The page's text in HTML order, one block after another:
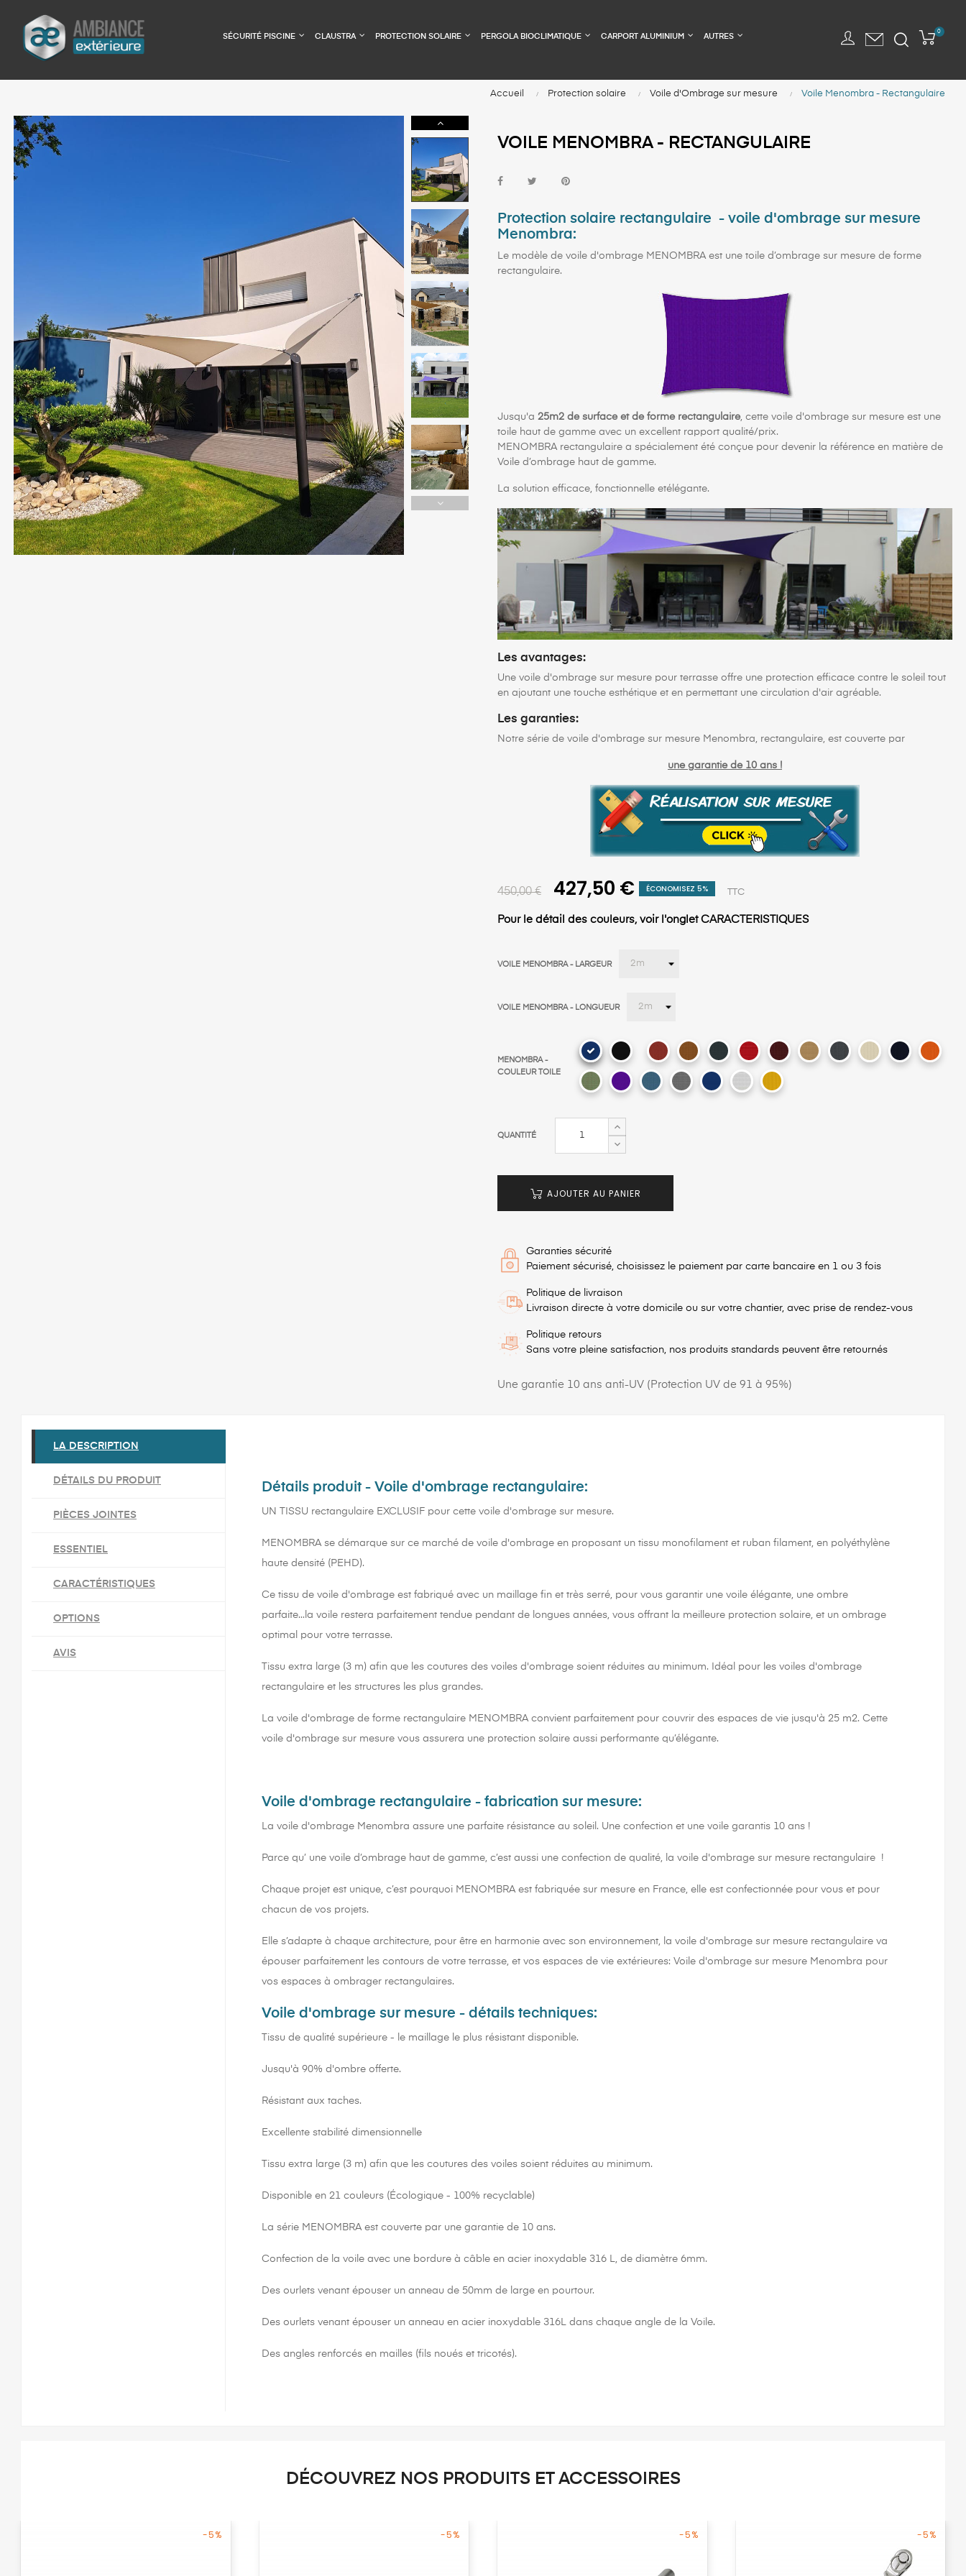
SÉCURITÉ PISCINE CLAUSTRA PROTECTION SOLAIRE PERGOLA BIOCLIMATIQUE CARPORT ALUMINIUM AUTRES
0
Accueil Protection solaire Voile d'Ombrage sur mesure Voile Menombra - Rectangulaire
VOILE MENOMBRA - RECTANGULAIRE
Protection solaire rectangulaire - voile d'ombrage sur mesure
Menombra:
Le modèle de voile d'ombrage MENOMBRA est une toile d’ombrage sur mesure de forme
rectangulaire.
Jusqu'a 25m2 de surface et de forme rectangulaire, cette voile d'ombrage sur mesure est une
toile haut de gamme avec un excellent rapport qualité/prix.
MENOMBRA rectangulaire a spécialement été conçue pour devenir la référence en matière de
Voile d’ombrage haut de gamme.
La solution efficace, fonctionnelle etélégante.
Les avantages:
Une voile d'ombrage sur mesure pour terrasse offre une protection efficace contre le soleil tout
en ajoutant une touche esthétique et en permettant une circulation d'air agréable.
Les garanties:
Notre série de voile d'ombrage sur mesure Menombra, rectangulaire, est couverte par
une garantie de 10 ans !
450,00 € 427,50 € ÉCONOMISEZ 5% TTC
Pour le détail des couleurs, voir l'onglet CARACTERISTIQUES
VOILE MENOMBRA - LARGEUR
VOILE MENOMBRA - LONGUEUR
MENOMBRA -
COULEUR TOILE
Bright
Green
QUANTITÉ
AJOUTER AU PANIER
Garanties sécurité
Paiement sécurisé, choisissez le paiement par carte bancaire en 1 ou 3 fois
Politique de livraison
Livraison directe à votre domicile ou sur votre chantier, avec prise de rendez-vous
Politique retours
Sans votre pleine satisfaction, nos produits standards peuvent être retournés
Une garantie 10 ans anti-UV (Protection UV de 91 à 95%)
LA DESCRIPTION
DÉTAILS DU PRODUIT
PIÈCES JOINTES
ESSENTIEL
CARACTÉRISTIQUES
OPTIONS
AVIS
Détails produit - Voile d'ombrage rectangulaire:
UN TISSU rectangulaire EXCLUSIF pour cette voile d'ombrage sur mesure.
MENOMBRA se démarque sur ce marché de voile d'ombrage en proposant un tissu monofilament et ruban filament, en polyéthylène
haute densité (PEHD).
Ce tissu de voile d'ombrage est fabriqué avec un maillage fin et très serré, pour vous garantir une voile élégante, une ombre
parfaite...la voile restera parfaitement tendue pendant de longues années, vous offrant la meilleure protection solaire, et un ombrage
optimal pour votre terrasse.
Tissu extra large (3 m) afin que les coutures des voiles d'ombrage soient réduites au minimum. Idéal pour les voiles d'ombrage
rectangulaire et les structures les plus grandes.
La voile d'ombrage de forme rectangulaire MENOMBRA convient parfaitement pour couvrir des espaces de vie jusqu'à 25 m2. Cette
voile d'ombrage sur mesure vous assurera une protection solaire aussi performante qu’élégante.
Voile d'ombrage rectangulaire - fabrication sur mesure:
La voile d'ombrage Menombra assure une parfaite résistance au soleil. Une confection et une voile garantis 10 ans !
Parce qu’ une voile d’ombrage haut de gamme, c’est aussi une confection de qualité, la voile d'ombrage sur mesure rectangulaire !
Chaque projet est unique, c’est pourquoi MENOMBRA est fabriquée sur mesure en France, elle est confectionnée pour vous et pour
chacun de vos projets.
Elle s’adapte à chaque architecture, pour être en harmonie avec son environnement, la voile d'ombrage sur mesure rectangulaire va
épouser parfaitement les contours de votre terrasse, et vos espaces de vie extérieures: Voile d'ombrage sur mesure Menombra pour
vos espaces à ombrager rectangulaires.
Voile d'ombrage sur mesure - détails techniques:
Tissu de qualité supérieure - le maillage le plus résistant disponible.
Jusqu'à 90% d'ombre offerte.
Résistant aux taches.
Excellente stabilité dimensionnelle
Tissu extra large (3 m) afin que les coutures des voiles soient réduites au minimum.
Disponible en 21 couleurs (Écologique - 100% recyclable)
La série MENOMBRA est couverte par une garantie de 10 ans.
Confection de la voile avec une bordure à câble en acier inoxydable 316 L, de diamètre 6mm.
Des ourlets venant épouser un anneau de 50mm de large en pourtour.
Des ourlets venant épouser un anneau en acier inoxydable 316L dans chaque angle de la Voile.
Des angles renforcés en mailles (fils noués et tricotés).
DÉCOUVREZ NOS PRODUITS ET ACCESSOIRES
-5% -5% -5% -5%